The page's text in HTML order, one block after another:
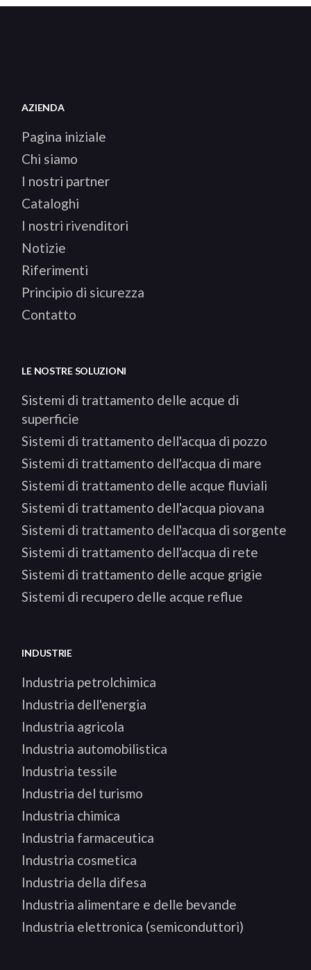
AZIENDA
Pagina iniziale
Chi siamo
I nostri partner
Cataloghi
I nostri rivenditori
Notizie
Riferimenti
Principio di sicurezza
Contatto
LE NOSTRE SOLUZIONI
Sistemi di trattamento delle acque di
superficie
Sistemi di trattamento dell'acqua di pozzo
Sistemi di trattamento dell'acqua di mare
Sistemi di trattamento delle acque fluviali
Sistemi di trattamento dell'acqua piovana
Sistemi di trattamento dell'acqua di sorgente
Sistemi di trattamento dell'acqua di rete
Sistemi di trattamento delle acque grigie
Sistemi di recupero delle acque reflue
INDUSTRIE
Industria petrolchimica
Industria dell'energia
Industria agricola
Industria automobilistica
Industria tessile
Industria del turismo
Industria chimica
Industria farmaceutica
Industria cosmetica
Industria della difesa
Industria alimentare e delle bevande
Industria elettronica (semiconduttori)